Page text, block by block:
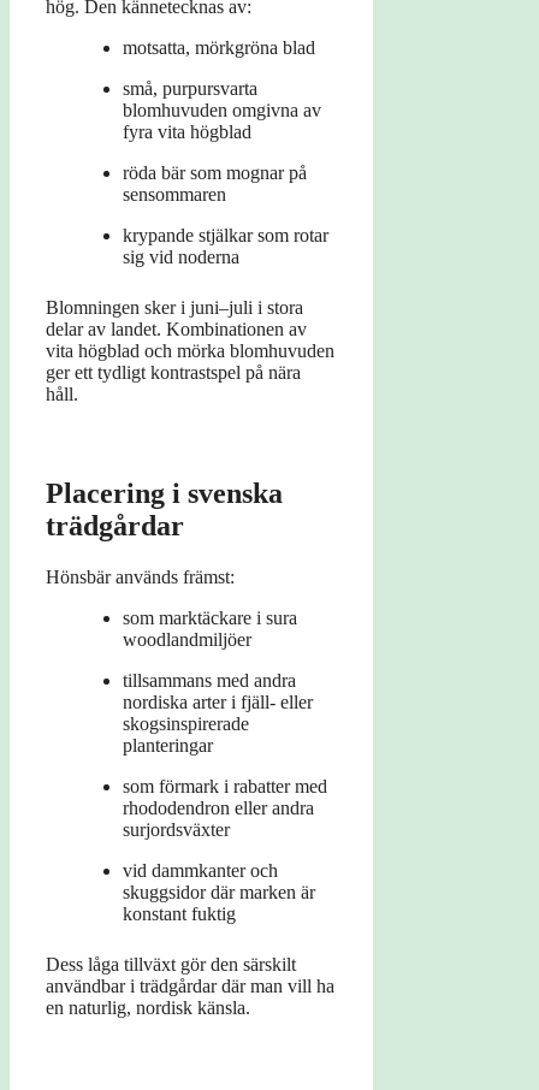
hög. Den kännetecknas av:
motsatta, mörkgröna blad
små, purpursvarta
blomhuvuden omgivna av
fyra vita högblad
röda bär som mognar på
sensommaren
krypande stjälkar som rotar
sig vid noderna
Blomningen sker i juni–juli i stora
delar av landet. Kombinationen av
vita högblad och mörka blomhuvuden
ger ett tydligt kontrastspel på nära
håll.
Placering i svenska
trädgårdar
Hönsbär används främst:
som marktäckare i sura
woodlandmiljöer
tillsammans med andra
nordiska arter i fjäll- eller
skogsinspirerade
planteringar
som förmark i rabatter med
rhododendron eller andra
surjordsväxter
vid dammkanter och
skuggsidor där marken är
konstant fuktig
Dess låga tillväxt gör den särskilt
användbar i trädgårdar där man vill ha
en naturlig, nordisk känsla.